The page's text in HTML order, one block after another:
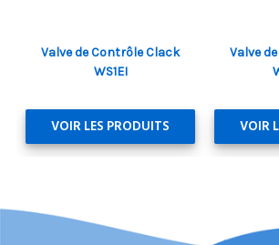
Valve de Contrôle Clack
WS1EI
VOIR LES PRODUITS
Valve
VOIR